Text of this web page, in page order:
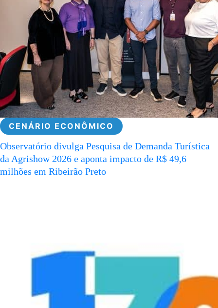
CENÁRIO ECONÔMICO
Observatório divulga Pesquisa de Demanda Turística
da Agrishow 2026 e aponta impacto de R$ 49,6
milhões em Ribeirão Preto